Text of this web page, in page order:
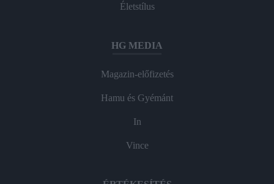
Életstílus
HG MEDIA
Magazin-előfizetés
Hamu és Gyémánt
In
Vince